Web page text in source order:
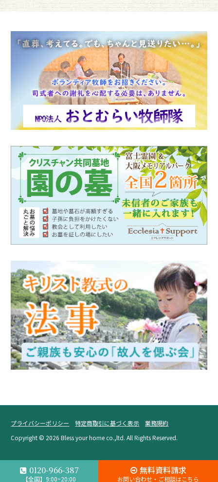
0120-966-387
【全国】9:00~20:00
無料資料請求
お問い合わせ・ご相談はこちら
プライバシーポリシー 特定商取引に基づく表示
業務規約
Copyright © 2026 Bless your home co.,ltd. All Rights Reserved.